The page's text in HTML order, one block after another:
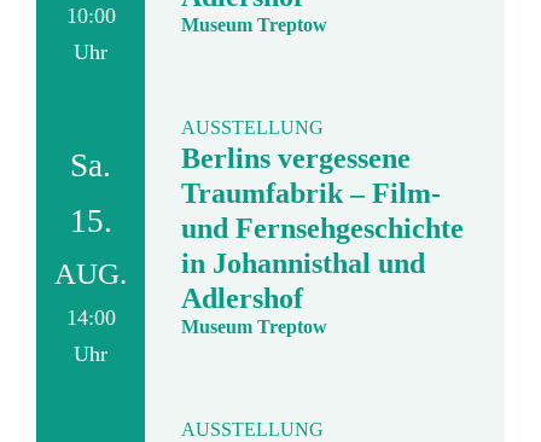
10:00
Uhr
Museum Treptow
Sa.
15.
AUG.
14:00
Uhr
AUSSTELLUNG
Berlins vergessene
Traumfabrik – Film-
und Fernsehgeschichte
in Johannisthal und
Adlershof
Museum Treptow
AUSSTELLUNG